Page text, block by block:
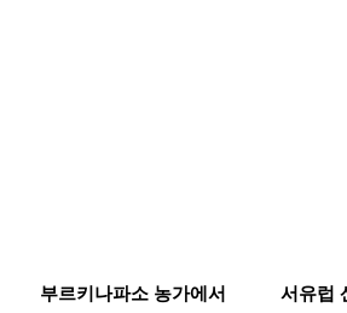
부르키나파소 농가에서
서유럽